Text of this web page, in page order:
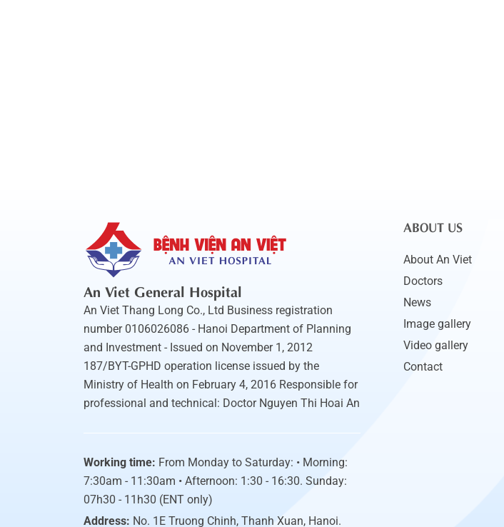
An Viet General Hospital
An Viet Thang Long Co., Ltd Business registration
number 0106026086 - Hanoi Department of Planning
and Investment - Issued on November 1, 2012
187/BYT-GPHD operation license issued by the
Ministry of Health on February 4, 2016 Responsible for
professional and technical: Doctor Nguyen Thi Hoai An
Working time: From Monday to Saturday: • Morning:
7:30am - 11:30am • Afternoon: 1:30 - 16:30. Sunday:
07h30 - 11h30 (ENT only)
Address: No. 1E Truong Chinh, Thanh Xuan, Hanoi.
ABOUT US
About An Viet
Doctors
News
Image gallery
Video gallery
Contact